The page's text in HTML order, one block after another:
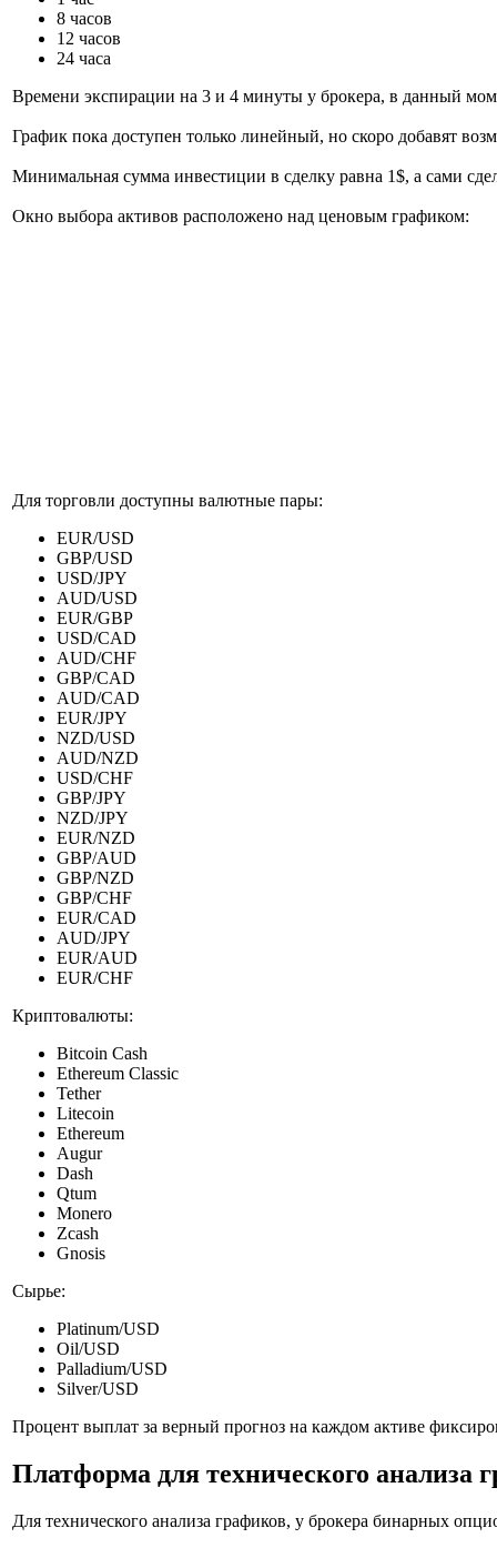
8 часов
12 часов
24 часа
Времени экспирации на 3 и 4 минуты у брокера, в данный
График пока доступен только линейный, но скоро добавят
Минимальная сумма инвестиции в сделку равна 1$, а сами
Окно выбора активов расположено над ценовым графиком:
Для торговли доступны валютные пары:
EUR/USD
GBP/USD
USD/JPY
AUD/USD
EUR/GBP
USD/CAD
AUD/CHF
GBP/CAD
AUD/CAD
EUR/JPY
NZD/USD
AUD/NZD
USD/CHF
GBP/JPY
NZD/JPY
EUR/NZD
GBP/AUD
GBP/NZD
GBP/CHF
EUR/CAD
AUD/JPY
EUR/AUD
EUR/CHF
Криптовалюты:
Bitcoin Cash
Ethereum Classic
Tether
Litecoin
Ethereum
Augur
Dash
Qtum
Monero
Zcash
Gnosis
Сырье:
Platinum/USD
Oil/USD
Palladium/USD
Silver/USD
Процент выплат за верный прогноз на каждом активе
Платформа для технического
Для технического анализа графиков, у брокера бинарных